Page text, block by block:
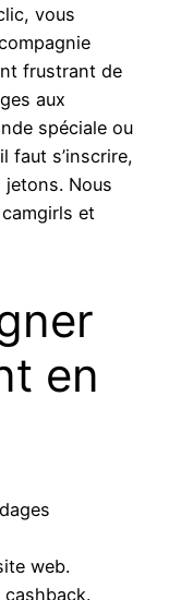
vous
frustrant de
aux
spéciale ou
faut s’inscrire,
jetons. Nous
et
en
web.